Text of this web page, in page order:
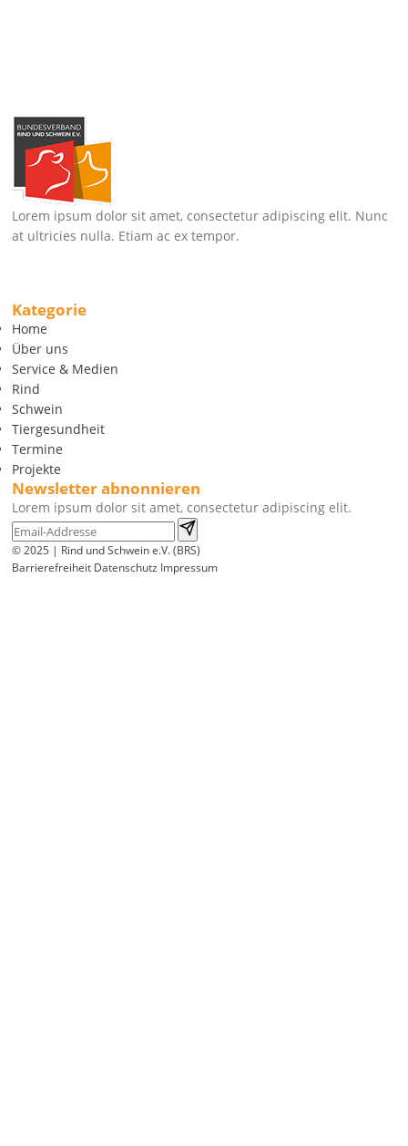
Lorem ipsum dolor sit amet, consectetur adipiscing elit. Nunc
at ultricies nulla. Etiam ac ex tempor.
Kategorie
Home
Über uns
Service & Medien
Rind
Schwein
Tiergesundheit
Termine
Projekte
Newsletter abnonnieren
Lorem ipsum dolor sit amet, consectetur adipiscing elit.
© 2025 | Rind und Schwein e.V. (BRS)
Barrierefreiheit Datenschutz Impressum